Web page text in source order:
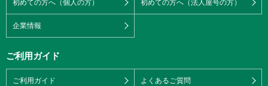
初めての方へ（個人の方） 初めての方へ（法人屋号の方）
企業情報
ご利用ガイド
ご利用ガイド よくあるご質問